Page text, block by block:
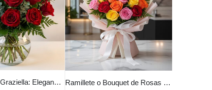
Jarron Floral Graziella: Elegancia en 12 Rosas Seleccionadas 🌹 Ramillete o Bouquet de Rosas Multicolor